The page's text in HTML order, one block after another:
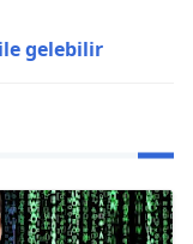
gelebilir